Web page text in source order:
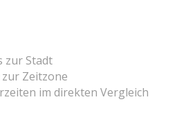
zur Stadt
Zeitzone
im direkten Vergleich